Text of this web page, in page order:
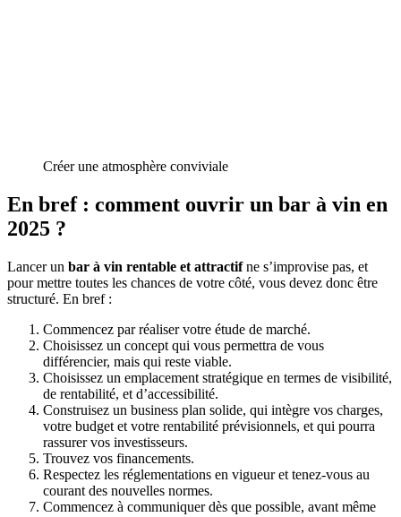
Créer une atmosphère conviviale
En bref : comment ouvrir un bar à vin en
2025 ?
Lancer un bar à vin rentable et attractifne s’improvise pas, et
pour mettre toutes les chances de votre côté, vous devez donc être
structuré. En bref :
Commencez par réaliser votre étude de marché.
Choisissez un concept qui vous permettra de vous
différencier, mais qui reste viable.
Choisissez un emplacement stratégique en termes de visibilité,
de rentabilité, et d’accessibilité.
Construisez un business plan solide, qui intègre vos charges,
votre budget et votre rentabilité prévisionnels, et qui pourra
rassurer vos investisseurs.
Trouvez vos financements.
Respectez les réglementations en vigueur et tenez-vous au
courant des nouvelles normes.
Commencez à communiquer dès que possible, avant même